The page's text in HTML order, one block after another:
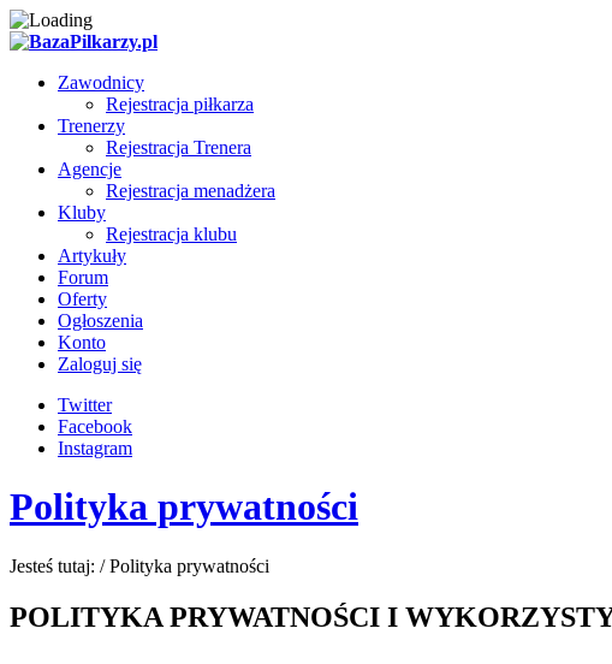
Zawodnicy
Rejestracja piłkarza
Trenerzy
Rejestracja Trenera
Agencje
Rejestracja menadżera
Kluby
Rejestracja klubu
Artykuły
Forum
Oferty
Ogłoszenia
Konto
Zaloguj się
Twitter
Facebook
Instagram
Polityka prywatności
Jesteś tutaj: / Polityka prywatności
POLITYKA PRYWATNOŚCI I